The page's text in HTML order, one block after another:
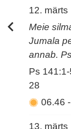
12. märts
Meie
Jumala
annab.
Ps
28
06.46-
13. märts